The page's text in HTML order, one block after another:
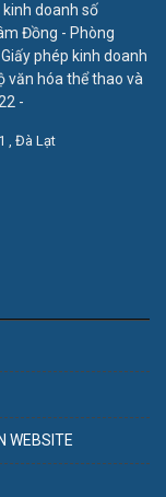
kinh doanh số
Đồng - Phòng
phép kinh doanh
văn hóa thể thao và
-
, Đà Lạt
WEBSITE